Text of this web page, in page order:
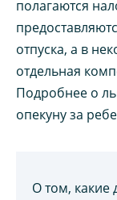
полагаются
отпуска, а в
отдельная
Подробнее о
опекуну за
О том, какие